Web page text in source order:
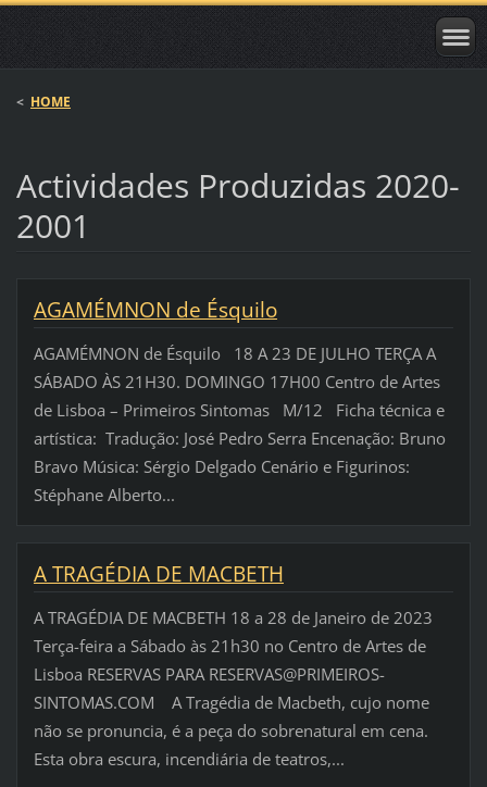
< HOME
Actividades Produzidas 2020-
2001
AGAMÉMNON de Ésquilo
AGAMÉMNON de Ésquilo 18 A 23 DE JULHO TERÇA A
SÁBADO ÀS 21H30. DOMINGO 17H00 Centro de Artes
de Lisboa – Primeiros Sintomas M/12 Ficha técnica e
artística: Tradução: José Pedro Serra Encenação: Bruno
Bravo Música: Sérgio Delgado Cenário e Figurinos:
Stéphane Alberto...
A TRAGÉDIA DE MACBETH
A TRAGÉDIA DE MACBETH 18 a 28 de Janeiro de 2023
Terça-feira a Sábado às 21h30 no Centro de Artes de
Lisboa RESERVAS PARA RESERVAS@PRIMEIROS-
SINTOMAS.COM A Tragédia de Macbeth, cujo nome
não se pronuncia, é a peça do sobrenatural em cena.
Esta obra escura, incendiária de teatros,...